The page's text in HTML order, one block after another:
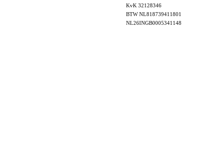
KvK 32128346
BTW NL818739411801
NL26INGB0005341148